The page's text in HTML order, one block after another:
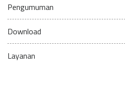
Pengumuman
Download
Layanan